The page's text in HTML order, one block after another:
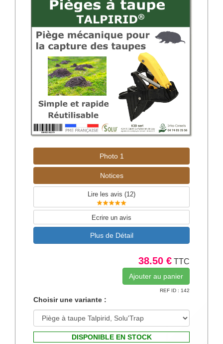
Photo 1
Notices
Lire les avis (12)
Ecrire un avis
Plus de Détail
38.50 € TTC
REF ID : 142
Choisir une variante :
DISPONIBLE EN STOCK